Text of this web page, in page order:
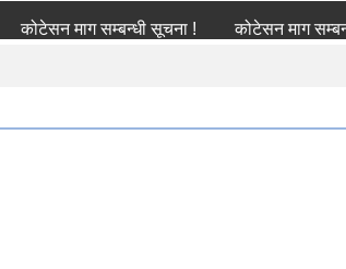
माग सम्बन्धी सूचना ! कोटेसन माग सम्बन्धी सूचना